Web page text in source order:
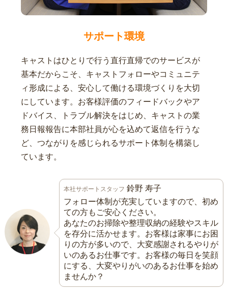
サポート環境
キャストはひとりで行う直行直帰でのサービスが
基本だからこそ、キャストフォローやコミュニテ
ィ形成による、安心して働ける環境づくりを大切
にしています。お客様評価のフィードバックやア
ドバイス、トラブル解決をはじめ、キャストの業
務日報報告に本部社員が心を込めて返信を行うな
ど、つながりを感じられるサポート体制を構築し
ています。
本社サポートスタッフ 鈴野 寿子
フォロー体制が充実していますので、初め
ての方もご安心ください。
あなたのお掃除や整理収納の経験やスキル
を存分に活かせます。お客様は家事にお困
りの方が多いので、大変感謝されるやりが
いのあるお仕事です。お客様の毎日を笑顔
にする、大変やりがいのあるお仕事を始め
ませんか？